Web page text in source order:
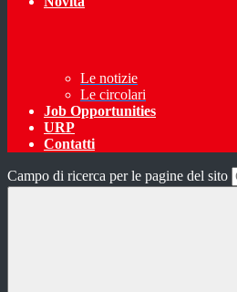
Le notizie
Le circolari
Job Opportunities
URP
Contatti
Campo di ricerca per le pagine del sito